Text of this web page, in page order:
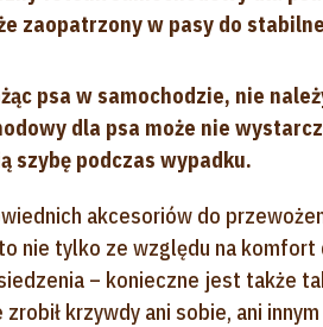
zaopatrzony w pasy do
psa w samochodzie, nie
dla psa może nie
szybę podczas wypadku.
akcesoriów do
nie tylko ze względu na
– konieczne jest także
krzywdy ani sobie, ani